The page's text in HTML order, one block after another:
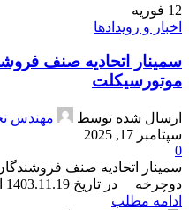
12 فوریه
اخبار و رویدادها
سمینار اتحادیه صنف
موتورسیکلت
ارسال شده توسط
مهندس
سپتامبر 17, 2025
0
سمینار اتحادیه صنف
دوچرخه در تاریخ 1403.11.19 اولین س...
ادامه مطلب